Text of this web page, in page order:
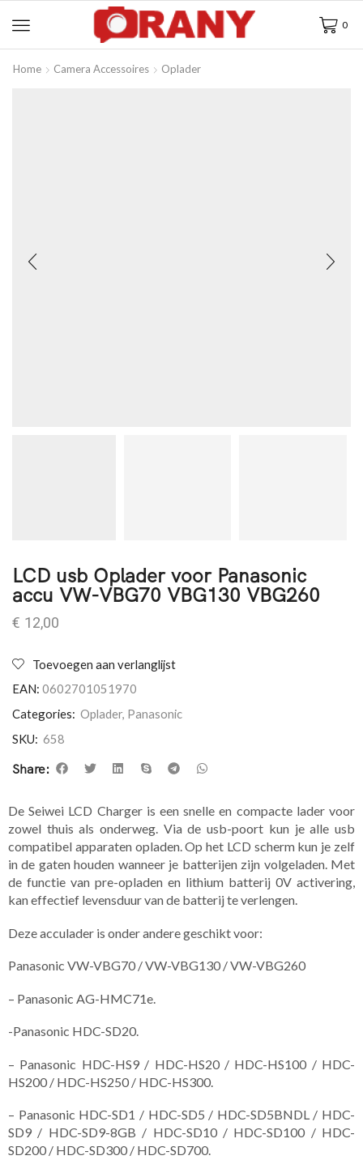
0
Home Camera Accessoires Oplader
LCD usb Oplader voor Panasonic
accu VW-VBG70 VBG130 VBG260
€ 12,00
Toevoegen aan verlanglijst
EAN: 0602701051970
Categories: Oplader, Panasonic
SKU: 658
Share:
De Seiwei LCD Charger is een snelle en compacte lader voor
zowel thuis als onderweg. Via de usb-poort kun je alle usb
compatibel apparaten opladen. Op het LCD scherm kun je zelf
in de gaten houden wanneer je batterijen zijn volgeladen. Met
de functie van pre-opladen en lithium batterij 0V activering,
kan effectief levensduur van de batterij te verlengen.
Deze acculader is onder andere geschikt voor:
Panasonic VW-VBG70 / VW-VBG130 / VW-VBG260
– Panasonic AG-HMC71e.
-Panasonic HDC-SD20.
– Panasonic HDC-HS9 / HDC-HS20 / HDC-HS100 / HDC-
HS200 / HDC-HS250 / HDC-HS300.
– Panasonic HDC-SD1 / HDC-SD5 / HDC-SD5BNDL / HDC-
SD9 / HDC-SD9-8GB / HDC-SD10 / HDC-SD100 / HDC-
SD200 / HDC-SD300 / HDC-SD700.